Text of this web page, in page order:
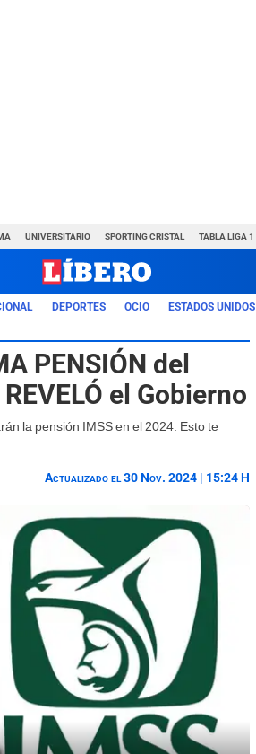
UNIVERSITARIO SPORTING CRISTAL TABLA LIGA 1
DEPORTES OCIO ESTADOS UNIDOS
PENSIÓN del
el Gobierno
la pensión IMSS en el 2024. Esto te
Actualizado el 30 Nov. 2024 | 15:24 H